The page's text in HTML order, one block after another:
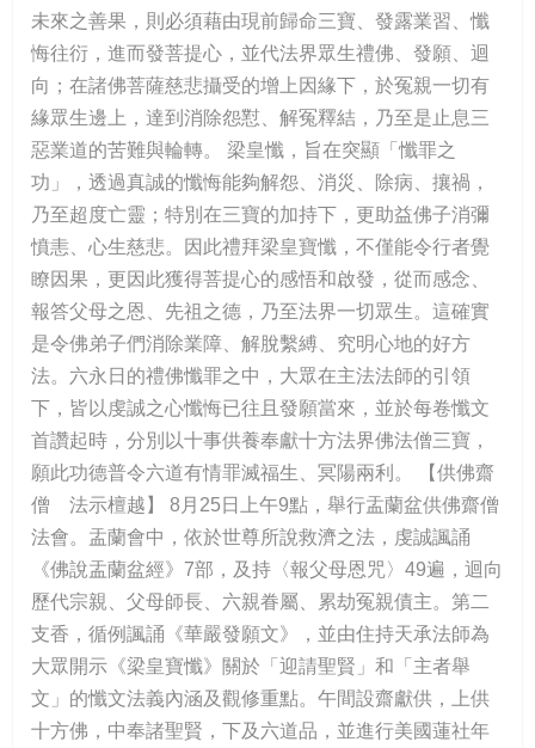
未來之善果，則必須藉由現前歸命三寶、發露業習、懺
悔往衍，進而發菩提心，並代法界眾生禮佛、發願、迴
向；在諸佛菩薩慈悲攝受的增上因緣下，於冤親一切有
緣眾生邊上，達到消除怨懟、解冤釋結，乃至是止息三
惡業道的苦難與輪轉。 梁皇懺，旨在突顯「懺罪之
功」，透過真誠的懺悔能夠解怨、消災、除病、攘禍，
乃至超度亡靈；特別在三寶的加持下，更助益佛子消彌
憤恚、心生慈悲。因此禮拜梁皇寶懺，不僅能令行者覺
瞭因果，更因此獲得菩提心的感悟和啟發，從而感念、
報答父母之恩、先祖之德，乃至法界一切眾生。這確實
是令佛弟子們消除業障、解脫繫縛、究明心地的好方
法。六永日的禮佛懺罪之中，大眾在主法法師的引領
下，皆以虔誠之心懺悔已往且發願當來，並於每卷懺文
首讚起時，分別以十事供養奉獻十方法界佛法僧三寶，
願此功德普令六道有情罪滅福生、冥陽兩利。 【供佛齋
僧 法示檀越】 8月25日上午9點，舉行盂蘭盆供佛齋僧
法會。盂蘭會中，依於世尊所說救濟之法，虔誠諷誦
《佛說盂蘭盆經》7部，及持〈報父母恩咒〉49遍，迴向
歷代宗親、父母師長、六親眷屬、累劫冤親債主。第二
支香，循例諷誦《華嚴發願文》，並由住持天承法師為
大眾開示《梁皇寶懺》關於「迎請聖賢」和「主者舉
文」的懺文法義內涵及觀修重點。午間設齋獻供，上供
十方佛，中奉諸聖賢，下及六道品，並進行美國蓮社年